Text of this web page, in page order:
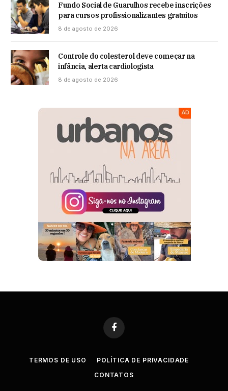
Fundo Social de Guarulhos recebe inscrições
para cursos profissionalizantes gratuitos
8 de agosto de 2026
Controle do colesterol deve começar na
infância, alerta cardiologista
8 de agosto de 2026
Facebook
TERMOS DE USO
POLÍTICA DE PRIVACIDADE
CONTATOS